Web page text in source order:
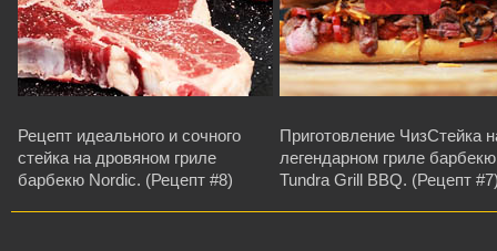
Рецепт идеального и сочного
стейка на дровяном гриле
барбекю Nordic. (Рецепт #8)
Приготовление ЧизСтейка
легендарном гриле барбекю
Tundra Grill BBQ. (Рецепт